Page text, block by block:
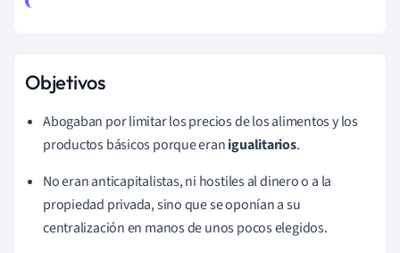
Objetivos
Abogaban por limitar los precios de los alimentos y los
productos básicos porque eranigualitarios.
No eran anticapitalistas, ni hostiles al dinero o a la
propiedad privada, sino que se oponían a su
centralización en manos de unos pocos elegidos.